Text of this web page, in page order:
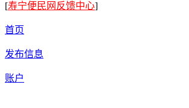
[寿宁便民网反馈中心]
首页
发布信息
账户